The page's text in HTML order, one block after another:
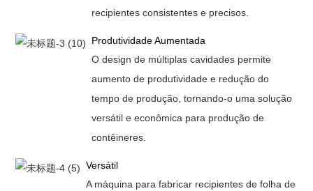
recipientes consistentes e precisos.
Produtividade Aumentada
O design de múltiplas cavidades permite
aumento de produtividade e redução do
tempo de produção, tornando-o uma solução
versátil e econômica para produção de
contêineres.
Versátil
A máquina para fabricar recipientes de folha de